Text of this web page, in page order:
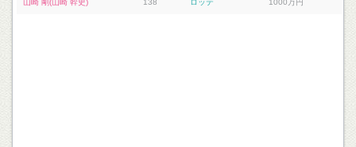
山崎 剛(山崎 幹史) 138 ロッテ 1000万円